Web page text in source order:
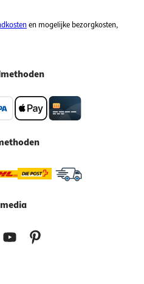
en mogelijke bezorgkosten,